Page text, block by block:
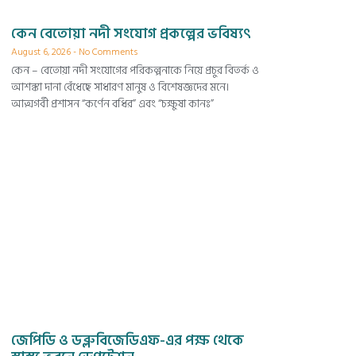
কেন বেতোয়া নদী সংযোগ প্রকল্পের ভবিষ্যৎ
August 6, 2026 No Comments
কেন – বেতোয়া নদী সংযোগের পরিকল্পনাকে নিয়ে প্রচুর বিতর্ক ও
আশঙ্কা দানা বেঁধেছে সাধারণ মানুষ ও বিশেষজ্ঞদের মনে।
আত্মগর্বী প্রশাসন “কর্ণেন বধির” এবং “চক্ষুষা কানঃ”
জেপিডি ও ডব্লুবিজেডিএফ-এর পক্ষ থেকে